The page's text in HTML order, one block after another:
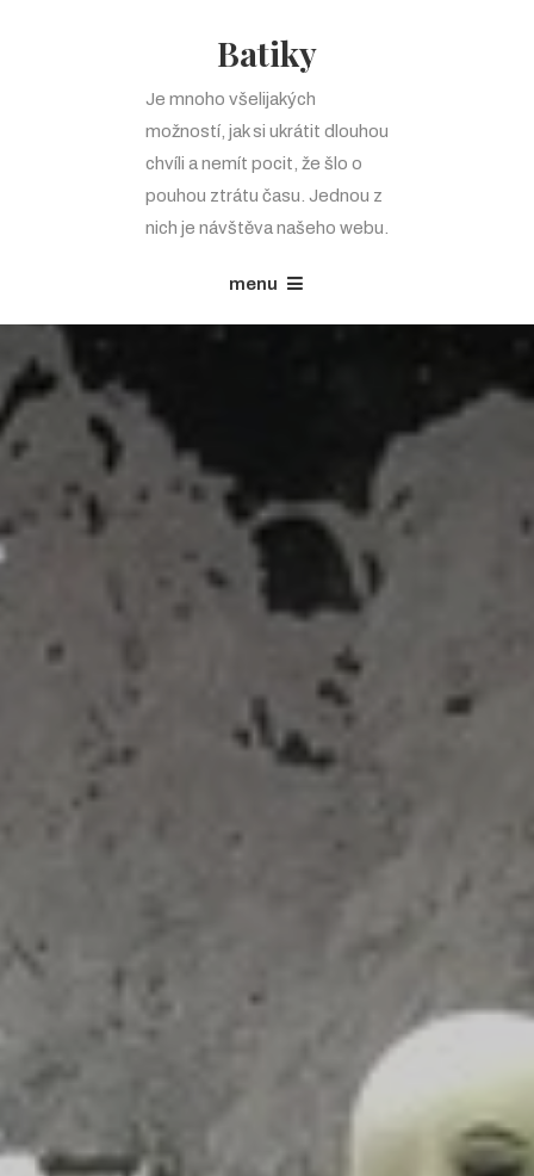
Batiky
Je mnoho všelijakých
možností, jak si ukrátit dlouhou
chvíli a nemít pocit, že šlo o
pouhou ztrátu času. Jednou z
nich je návštěva našeho webu.
menu